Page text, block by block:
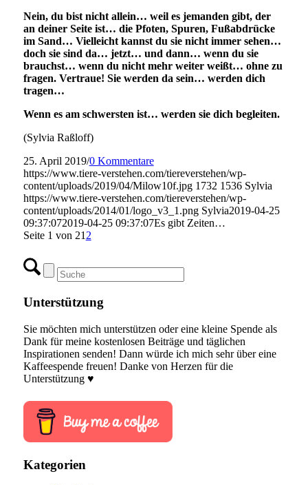
Nein, du bist nicht allein… weil es jemanden gibt, der
an deiner Seite ist… die Pfoten, Spuren, Fußabdrücke
im Sand… Vielleicht kannst du sie nicht immer sehen…
doch sie sind da… jetzt… und dann… wenn du sie
brauchst… wenn du nicht mehr weiter weißt… ohne zu
fragen. Vertraue! Sie werden da sein… werden dich
tragen…
Wenn es am schwersten ist… werden sie dich begleiten.
(Sylvia Raßloff)
25. April 2019/0 Kommentare
https://www.tiere-verstehen.com/tiereverstehen/wp-
content/uploads/2019/04/Milow10f.jpg 1732 1536 Sylvia
https://www.tiere-verstehen.com/tiereverstehen/wp-
content/uploads/2014/01/logo_v3_1.png Sylvia2019-04-25
09:37:072019-04-25 09:37:07Es gibt Zeiten…
Seite 1 von 21 2
Unterstützung
Sie möchten mich unterstützen oder eine kleine Spende als
Dank für meine kostenlosen Beiträge und täglichen
Inspirationen senden! Dann würde ich mich sehr über eine
Kaffeespende freuen! Danke von Herzen für die
Unterstützung ♥
Kategorien